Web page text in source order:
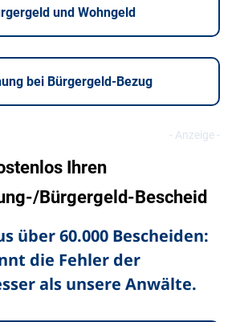
und Wohngeld
bei Bürgergeld-Bezug
Ihren
Bürgergeld-Bescheid
über 60.000 Bescheiden:
die Fehler der
als unsere Anwälte.